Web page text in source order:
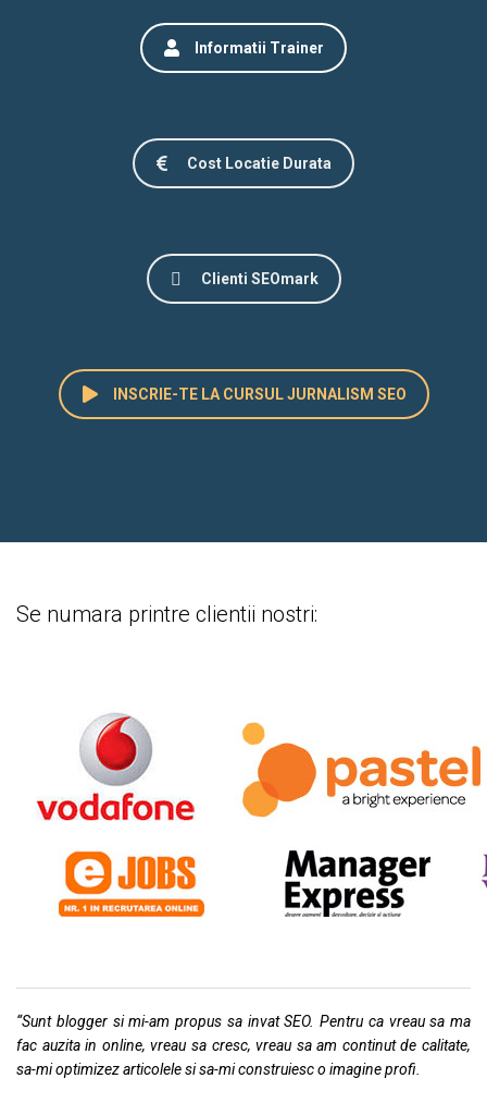
Informatii Trainer
Cost Locatie Durata
Clienti SEOmark
INSCRIE-TE LA CURSUL JURNALISM SEO
Se numara printre clientii nostri:
“Sunt blogger si mi-am propus sa invat SEO. Pentru ca vreau sa ma
fac auzita in online, vreau sa cresc, vreau sa am continut de calitate,
sa-mi optimizez articolele si sa-mi construiesc o imagine profi.